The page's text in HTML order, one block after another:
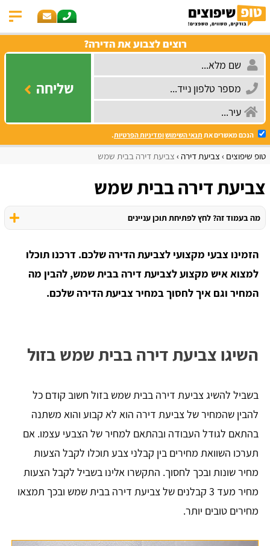
רוצים לצבוע את הדירה?
שליחה
הנכם מאשרים את תנאי השימושומדיניות הפרטיות.
טופ שיפוצים צביעת דירה צביעת דירה בבית שמש
צביעת דירה בבית שמש
מה בעמוד זה? לחץ לפתיחת תוכן עניינים
הזמינו צבעי מקצועי לצביעת הדירה שלכם. דרכנו תוכלו
למצוא איש מקצוע לצביעת דירה בבית שמש, להבין מה
המחיר וגם איך לחסוך במחיר צביעת הדירה שלכם.
השיגו צביעת דירה בבית שמש בזול
בשביל להשיג צביעת דירה בבית שמש בזול חשוב קודם כל
להבין שהמחיר של צביעת דירה הוא לא קבוע והוא משתנה
בהתאם לגודל העבודה ובהתאם למחיר של הצבעי עצמו. אם
תערכו השוואת מחירים בין קבלני צבע תוכלו לקבל הצעות
מחיר שונות ובכך לחסוך. התקשרו אלינו בשביל לקבל הצעות
מחיר מעד 3 קבלנים של צביעת דירה בבית שמש ובכך תמצאו
מחירים טובים יותר.